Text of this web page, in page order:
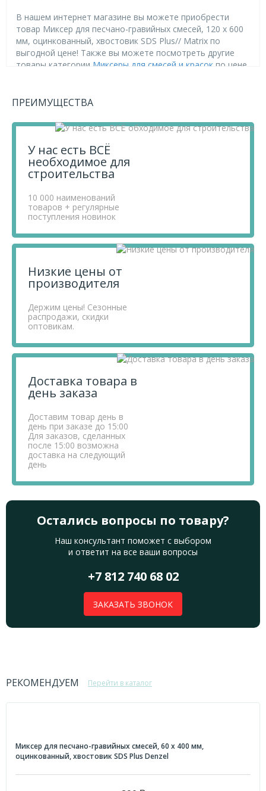
В нашем интернет магазине вы можете приобрести
товар Миксер для песчано-гравийных смесей, 120 х 600
мм, оцинкованный, хвостовик SDS Plus// Matrix по
выгодной цене! Также вы можете посмотреть другие
товары категории Миксеры для смесей и красок по цене
товары высокого качества по выгодным ценам, так как
мы проводим детальный анализ рынка, придерживаемся
минимальных розничных цен и выбираем надежных
поставщиков.
Чтобы купить товар Миксер для песчано-гравийных
смесей, 120 х 600 мм, оцинкованный, хвостовик SDS
Plus// Matrix, перенесите его в «Корзину» и оформите
свой заказ.
Если у вас остались вопросы, вы можете задать их по
телефону+7 812 740 68 02или в онлайн-чате прямо на
сайте.
ПРЕИМУЩЕСТВА
У нас есть ВСЁ
необходимое для
строительства
10 000 наименований
товаров + регулярные
поступления новинок
Низкие цены от
производителя
Держим цены! Сезонные
распродажи, скидки
оптовикам.
Доставка товара в
день заказа
Доставим товар день в
день при заказе до 15:00
Для заказов, сделанных
после 15:00 возможна
доставка на следующий
день
Остались вопросы по товару?
Наш консультант поможет с выбором
и ответит на все ваши вопросы
+7 812 740 68 02
ЗАКАЗАТЬ ЗВОНОК
РЕКОМЕНДУЕМ Перейти в каталог
Миксер для песчано-гравийных смесей, 60 х 400 мм,
оцинкованный, хвостовик SDS Plus Denzel